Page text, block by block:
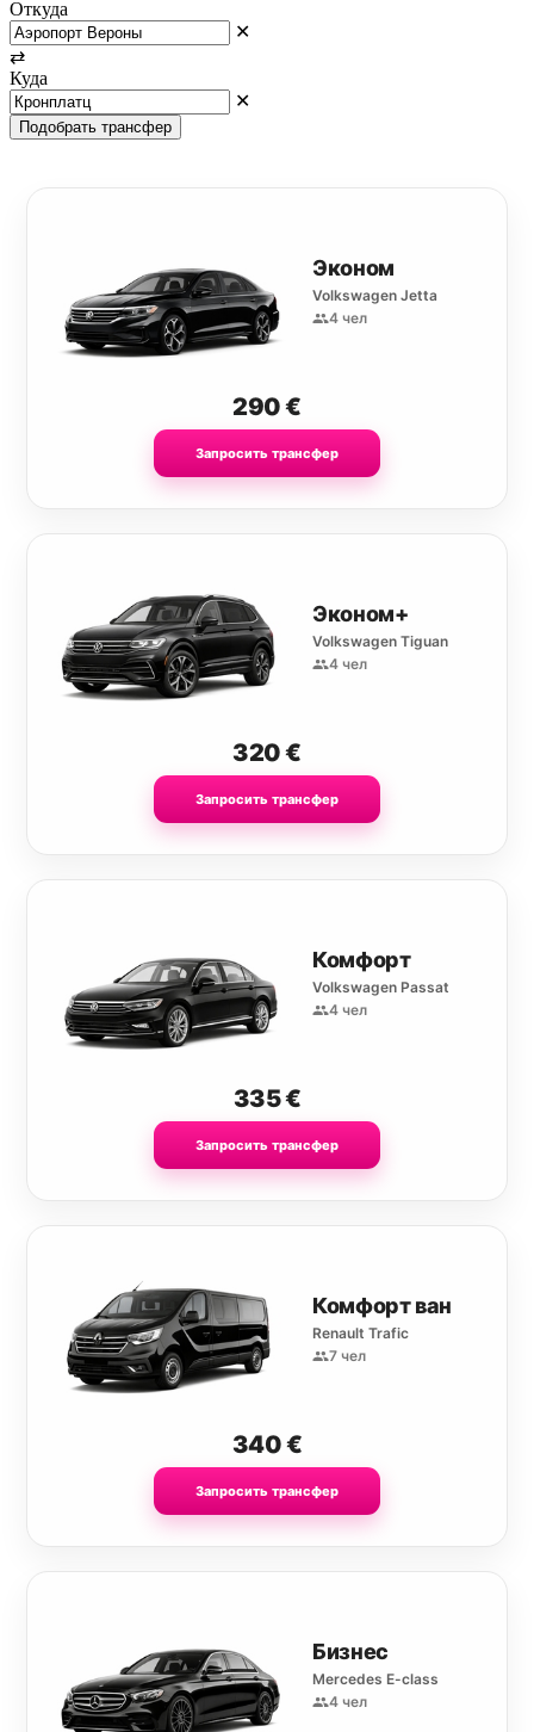
Откуда
✕
⇄
Куда
✕
Подобрать трансфер
Эконом
Volkswagen Jetta
4 чел
290€
Запросить трансфер
Эконом+
Volkswagen Tiguan
4 чел
320€
Запросить трансфер
Комфорт
Volkswagen Passat
4 чел
335€
Запросить трансфер
Комфорт ван
Renault Trafic
7 чел
340€
Запросить трансфер
Бизнес
Mercedes E-class
4 чел